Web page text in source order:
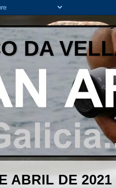
DA
ABRIL DE 2021